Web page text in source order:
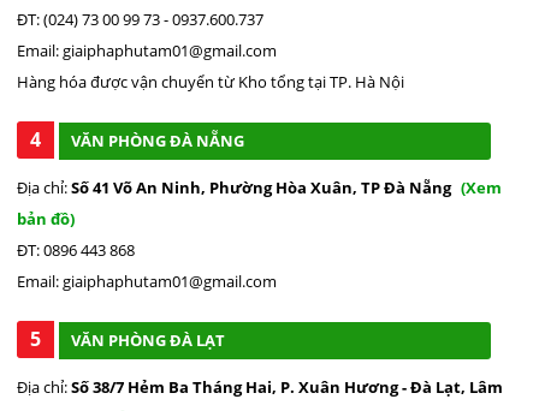
ĐT: (024) 73 00 99 73 - 0937.600.737
Email: giaiphaphutam01@gmail.com
Hàng hóa được vận chuyển từ Kho tổng tại TP. Hà Nội
4 VĂN PHÒNG ĐÀ NẴNG
Địa chỉ:Số 41 Võ An Ninh, Phường Hòa Xuân, TP Đà Nẵng (Xem
bản đồ)
ĐT: 0896 443 868
Email: giaiphaphutam01@gmail.com
5 VĂN PHÒNG ĐÀ LẠT
Địa chỉ:Số 38/7 Hẻm Ba Tháng Hai, P. Xuân Hương - Đà Lạt, Lâm